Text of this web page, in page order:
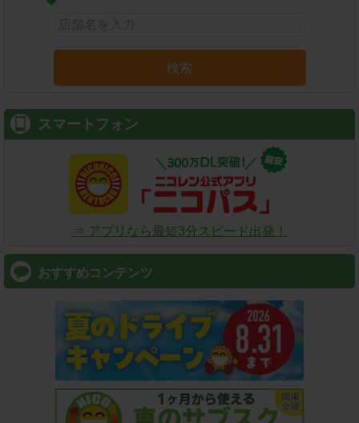
検索
スマートフォン
⇒ アプリなら最短3分スピード出発！
おすすめコンテンツ